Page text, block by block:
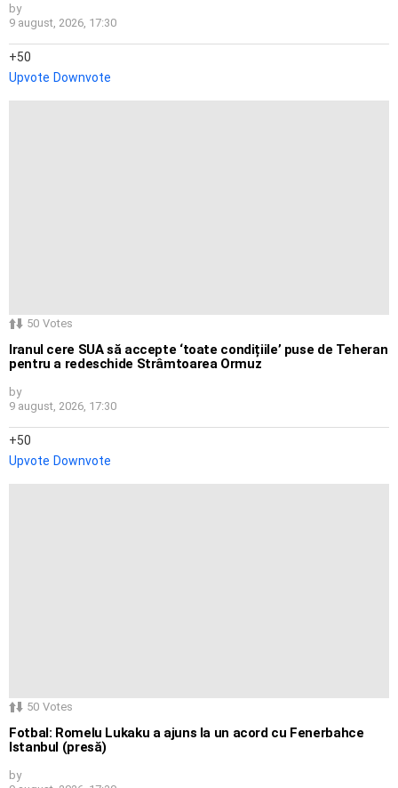
by
9 august, 2026, 17:30
50
Upvote Downvote
50 Votes
Iranul cere SUA să accepte ‘toate condițiile’ puse de Teheran
pentru a redeschide Strâmtoarea Ormuz
by
9 august, 2026, 17:30
50
Upvote Downvote
50 Votes
Fotbal: Romelu Lukaku a ajuns la un acord cu Fenerbahce
Istanbul (presă)
by